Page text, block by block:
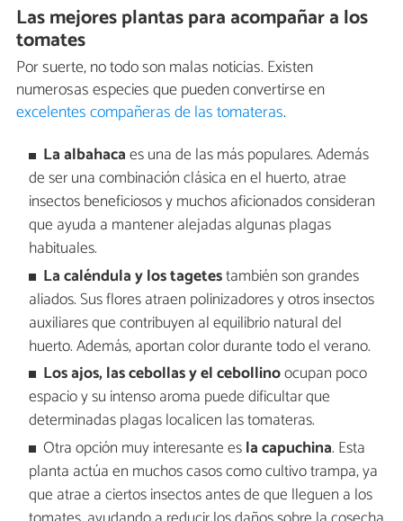
Las mejores plantas para acompañar a los
tomates
Por suerte, no todo son malas noticias. Existen
numerosas especies que pueden convertirse en
excelentes compañeras de las tomateras.
La albahacaes una de las más populares. Además
de ser una combinación clásica en el huerto, atrae
insectos beneficiosos y muchos aficionados consideran
que ayuda a mantener alejadas algunas plagas
habituales.
La caléndula y los tagetestambién son grandes
aliados. Sus flores atraen polinizadores y otros insectos
auxiliares que contribuyen al equilibrio natural del
huerto. Además, aportan color durante todo el verano.
Los ajos, las cebollas y el cebollinoocupan poco
espacio y su intenso aroma puede dificultar que
determinadas plagas localicen las tomateras.
Otra opción muy interesante esla capuchina. Esta
planta actúa en muchos casos como cultivo trampa, ya
que atrae a ciertos insectos antes de que lleguen a los